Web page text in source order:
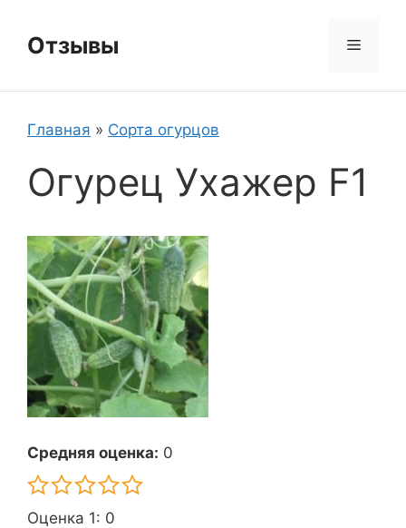
содержимому
Отзывы Меню
Главная » Сорта огурцов
Огурец Ухажер F1
Средняя оценка: 0
Оценка 1: 0